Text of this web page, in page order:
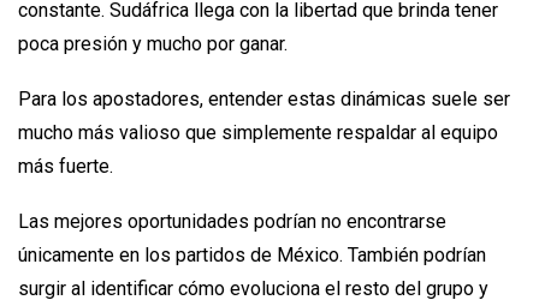
constante. Sudáfrica llega con la libertad que brinda tener
poca presión y mucho por ganar.
Para los apostadores, entender estas dinámicas suele ser
mucho más valioso que simplemente respaldar al equipo
más fuerte.
Las mejores oportunidades podrían no encontrarse
únicamente en los partidos de México. También podrían
surgir al identificar cómo evoluciona el resto del grupo y